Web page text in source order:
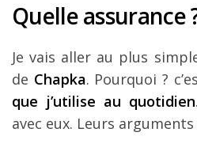
Quelle assurance
Je vais aller au plus
de Chapka. Pourquoi ?
que j’utilise au quotidien
avec eux. Leurs arguments